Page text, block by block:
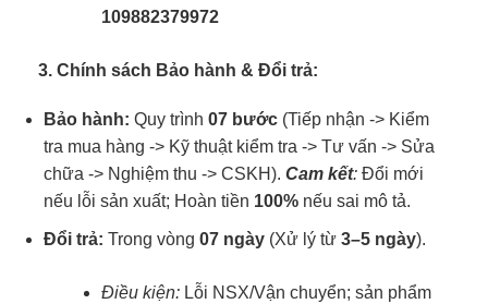
109882379972
3. Chính sách Bảo hành & Đổi trả:
Bảo hành: Quy trình 07 bước (Tiếp nhận -> Kiểm
tra mua hàng -> Kỹ thuật kiểm tra -> Tư vấn -> Sửa
chữa -> Nghiệm thu -> CSKH). Cam kết: Đổi mới
nếu lỗi sản xuất; Hoàn tiền 100% nếu sai mô tả.
Đổi trả: Trong vòng 07 ngày (Xử lý từ 3–5 ngày).
Điều kiện: Lỗi NSX/Vận chuyển; sản phẩm